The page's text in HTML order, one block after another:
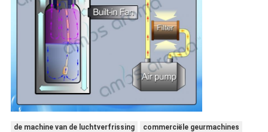
de machine van de luchtverfrissing
commerciële geurmachines